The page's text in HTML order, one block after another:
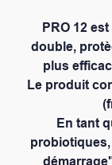
PRO 12
double,
plus
Le produit
En tant